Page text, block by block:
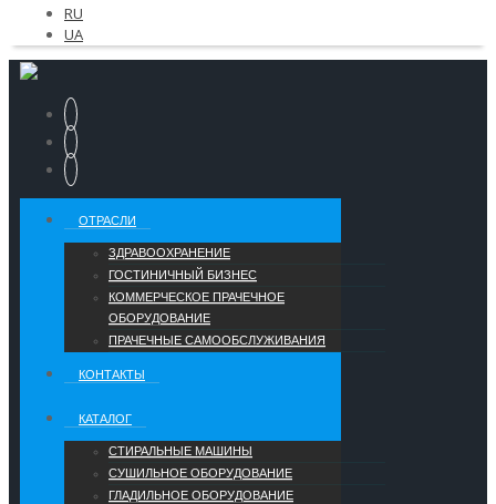
RU
UA
ОТРАСЛИ
ЗДРАВООХРАНЕНИЕ
ГОСТИНИЧНЫЙ БИЗНЕС
КОММЕРЧЕСКОЕ ПРАЧЕЧНОЕ
ОБОРУДОВАНИЕ
ПРАЧЕЧНЫЕ САМООБСЛУЖИВАНИЯ
КОНТАКТЫ
КАТАЛОГ
СТИРАЛЬНЫЕ МАШИНЫ
СУШИЛЬНОЕ ОБОРУДОВАНИЕ
ГЛАДИЛЬНОЕ ОБОРУДОВАНИЕ